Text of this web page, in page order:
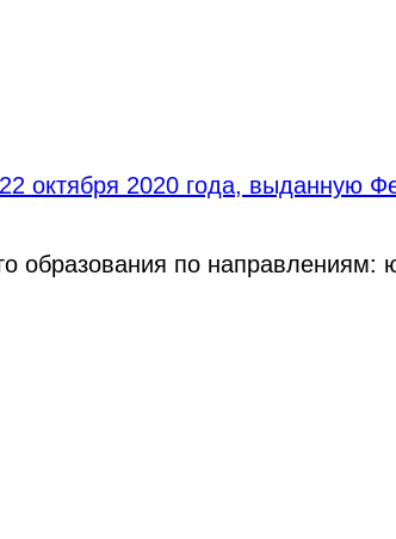
октября 2020 года, выданную
образования по